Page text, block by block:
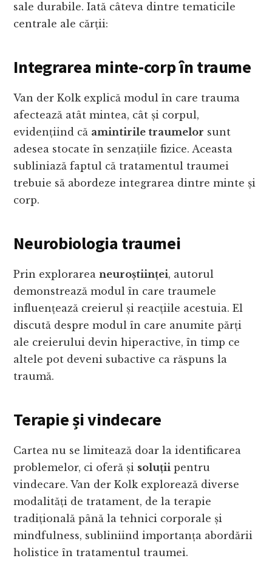
sale durabile. Iată câteva dintre tematicile
centrale ale cărții:
Integrarea minte-corp în traume
Van der Kolk explică modul în care trauma
afectează atât mintea, cât și corpul,
evidențiind că amintirile traumelor sunt
adesea stocate în senzațiile fizice. Aceasta
subliniază faptul că tratamentul traumei
trebuie să abordeze integrarea dintre minte și
corp.
Neurobiologia traumei
Prin explorareaneuroștiinței, autorul
demonstrează modul în care traumele
influențează creierul și reacțiile acestuia. El
discută despre modul în care anumite părți
ale creierului devin hiperactive, în timp ce
altele pot deveni subactive ca răspuns la
traumă.
Terapie și vindecare
Cartea nu se limitează doar la identificarea
problemelor, ci oferă și soluții pentru
vindecare. Van der Kolk explorează diverse
modalități de tratament, de la terapie
tradițională până la tehnici corporale și
mindfulness, subliniind importanța abordării
holistice în tratamentul traumei.